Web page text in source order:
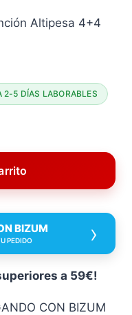
Altipesa 4+4
5 DÍAS LABORABLES
BIZUM
PEDIDO ›
a 59€!
CON BIZUM